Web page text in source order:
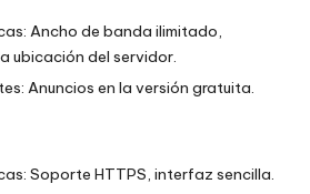
Ancho de banda ilimitado,
ubicación del servidor.
Anuncios en la versión gratuita.
Soporte HTTPS, interfaz sencilla.